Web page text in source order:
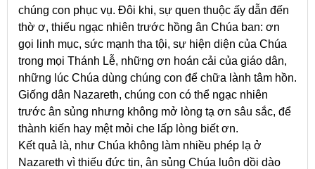
chúng con phục vụ. Đôi khi, sự quen thuộc ấy dẫn đến
thờ ơ, thiếu ngạc nhiên trước hồng ân Chúa ban: ơn
gọi linh mục, sức mạnh tha tội, sự hiện diện của Chúa
trong mọi Thánh Lễ, những ơn hoán cải của giáo dân,
những lúc Chúa dùng chúng con để chữa lành tâm hồn.
Giống dân Nazareth, chúng con có thể ngạc nhiên
trước ân sủng nhưng không mở lòng tạ ơn sâu sắc, để
thành kiến hay mệt mỏi che lấp lòng biết ơn.
Kết quả là, như Chúa không làm nhiều phép lạ ở
Nazareth vì thiếu đức tin, ân sủng Chúa luôn dồi dào